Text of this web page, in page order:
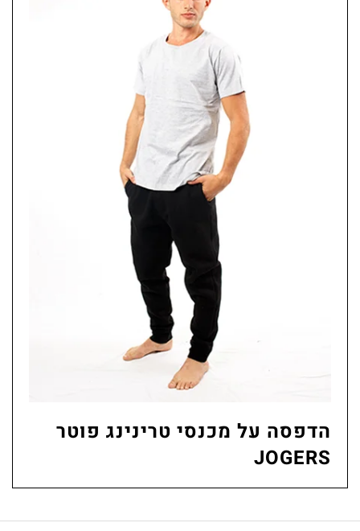
הדפסה על מכנסי טרינינג פוטר
JOGERS